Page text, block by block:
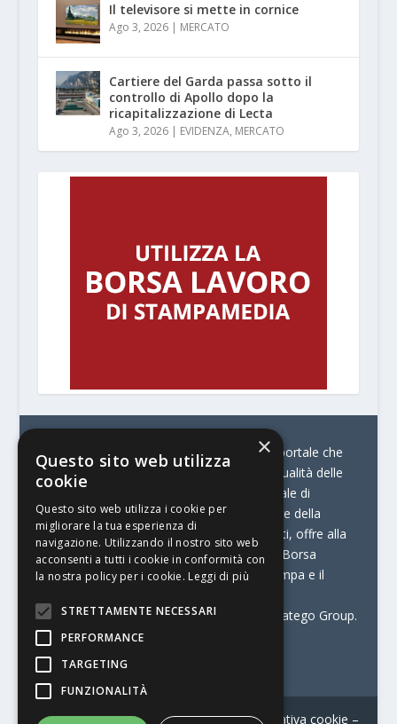
Il televisore si mette in cornice
Ago 3, 2026| MERCATO
Cartiere del Garda passa sotto il
controllo di Apollo dopo la
ricapitalizzazione di Lecta
Ago 3, 2026| EVIDENZA, MERCATO
© Stratego Group –
stampamedia.net è il portale che
racconta le innovazioni tecnologiche e l’attualità delle
aziende di stampa e di converting. È il portale di
riferimento per chi opera in Italia nel settore della
comunicazione stampata. Oltre ai contenuti, offre alla
propria community diversi servizi come:
la Borsa
Lavoro, la Print Connection, i Big della Stampa e il
Stampamedia.net è una delle testate di Stratego Group.
Partita IVA07921450156
Contatti–Informativa privacy–Informativa cookie –
×
Questo sito web utilizza
cookie
Questo sito web utilizza i cookie per
migliorare la tua esperienza di
navigazione. Utilizzando il nostro sito web
acconsenti a tutti i cookie in conformità con
la nostra policy per i cookie. Leggi di più
STRETTAMENTE NECESSARI
PERFORMANCE
TARGETING
FUNZIONALITÀ